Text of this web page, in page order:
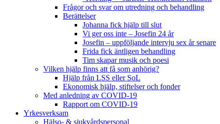
Frågor och svar om utredning och behandling
Berättelser
Johanna fick hjälp till slut
Vi ger oss inte – Josefin 24 år
Josefin – uppföljande intervju sex år senare
Frida fick äntligen behandling
Tim skapar musik och poesi
Vilken hjälp finns att få som anhörig?
Hjälp från LSS eller SoL
Ekonomisk hjälp, stiftelser och fonder
Med anledning av COVID-19
Rapport om COVID-19
Yrkesverksam
Hälso- & sjukvårdspersonal